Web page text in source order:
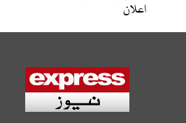
اعلان